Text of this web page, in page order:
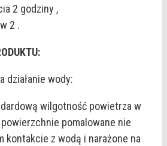
2 godziny ,
2 .
działanie wody:
wilgotność powietrza w
pomalowane nie
kontakcie z wodą i narażone na